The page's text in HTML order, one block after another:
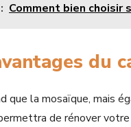
Comment bien choisir
du
que la mosaïque, mais
de rénover